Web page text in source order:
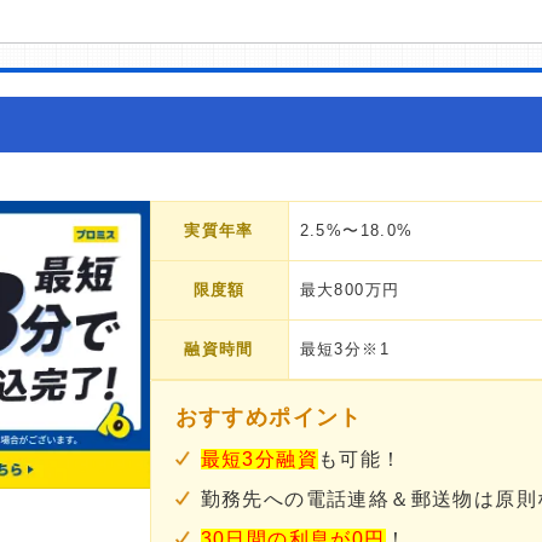
実質年率 2.5%〜18.0%
限度額 最大800万円
融資時間 最短3分※1
おすすめポイント
最短3分融資 も可能！
勤務先への電話連絡＆郵送物は原則